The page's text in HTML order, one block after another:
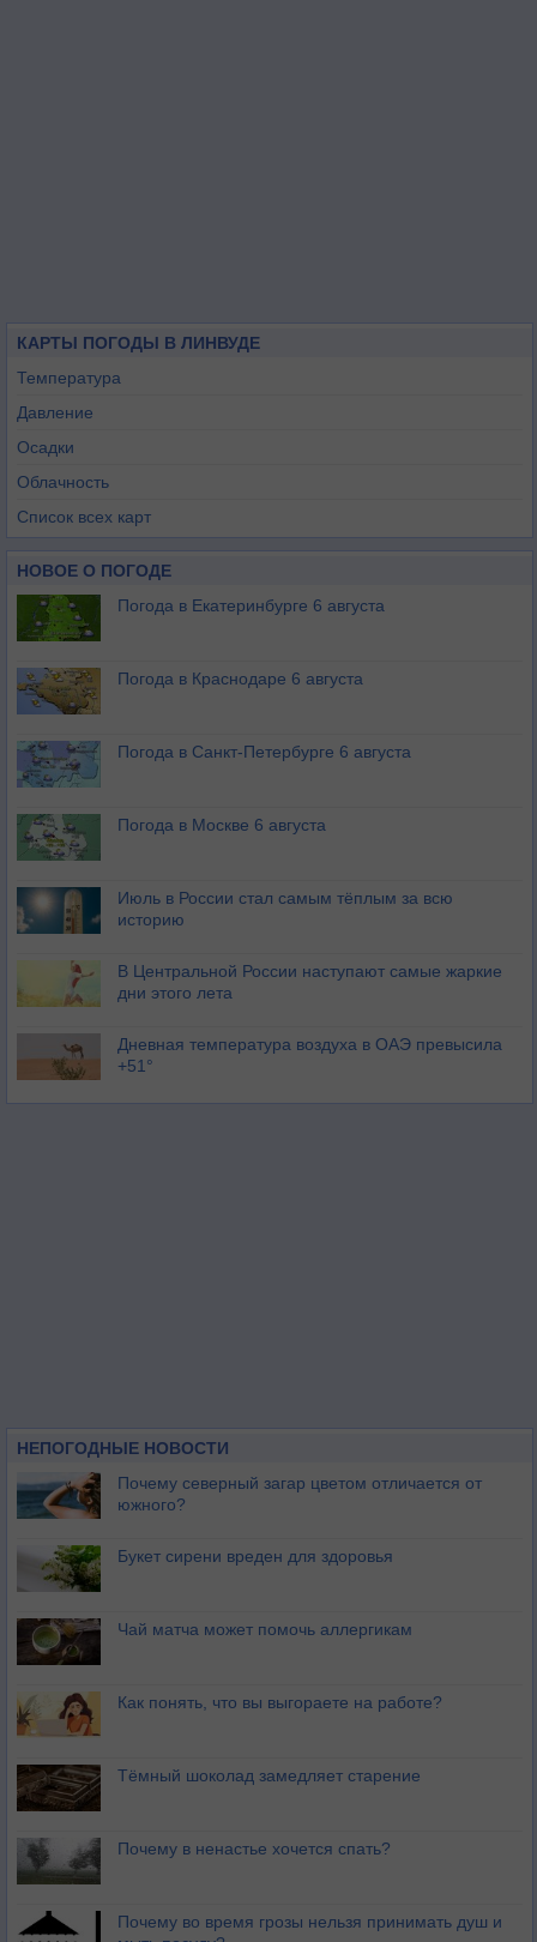
КАРТЫ ПОГОДЫ В ЛИНВУДЕ
Температура
Давление
Осадки
Облачность
Список всех карт
НОВОЕ О ПОГОДЕ
Погода в Екатеринбурге 6 августа
Погода в Краснодаре 6 августа
Погода в Санкт-Петербурге 6 августа
Погода в Москве 6 августа
Июль в России стал самым тёплым за всю
историю
В Центральной России наступают самые жаркие
дни этого лета
Дневная температура воздуха в ОАЭ превысила
+51°
НЕПОГОДНЫЕ НОВОСТИ
Почему северный загар цветом отличается от
южного?
Букет сирени вреден для здоровья
Чай матча может помочь аллергикам
Как понять, что вы выгораете на работе?
Тёмный шоколад замедляет старение
Почему в ненастье хочется спать?
Почему во время грозы нельзя принимать душ и